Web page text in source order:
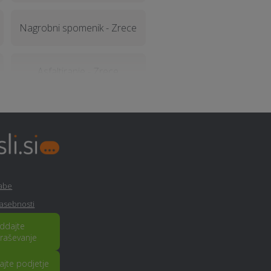
Nagrobni spomenik - Zrece
Urejanje okolice - Zrece
Sanacija vlage - Zrece
Davčno svetovanje - Zrece
podjetje